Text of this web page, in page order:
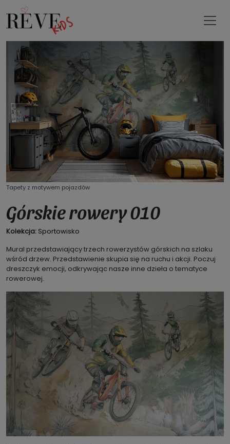
Tapety z motywem pojazdów
Górskie rowery 010
Kolekcja: Sportowisko
Mural przedstawiający trzech rowerzystów górskich na szlaku
wśród drzew. Przedstawienie skupia się na ruchu i akcji. Poczuj
dreszczyk emocji, odkrywając nasze inne dzieła o tematyce
rowerowej.